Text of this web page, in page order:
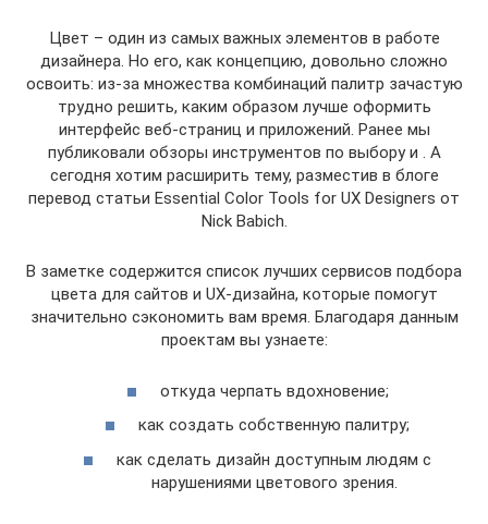
Цвет – один из самых важных элементов в работе
дизайнера. Но его, как концепцию, довольно сложно
освоить: из-за множества комбинаций палитр зачастую
трудно решить, каким образом лучше оформить
интерфейс веб-страниц и приложений. Ранее мы
публиковали обзоры инструментов по выбору и . А
сегодня хотим расширить тему, разместив в блоге
перевод статьи Essential Color Tools for UX Designers от
Nick Babich.
В заметке содержится список лучших сервисов подбора
цвета для сайтов и UX-дизайна, которые помогут
значительно сэкономить вам время. Благодаря данным
проектам вы узнаете:
откуда черпать вдохновение;
как создать собственную палитру;
как сделать дизайн доступным людям с
нарушениями цветового зрения.